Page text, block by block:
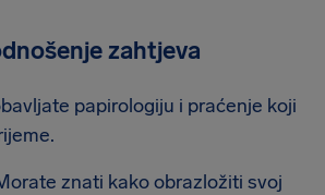
zahtjeva
papirologiju i praćenje koji
znati kako obrazložiti svoj